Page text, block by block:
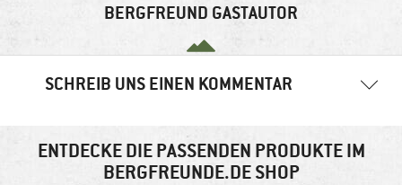
BERGFREUND GASTAUTOR
SCHREIB UNS EINEN KOMMENTAR
Felder sind mit*markiert
ENTDECKE DIE PASSENDEN PRODUKTE IM
BERGFREUNDE.DE SHOP